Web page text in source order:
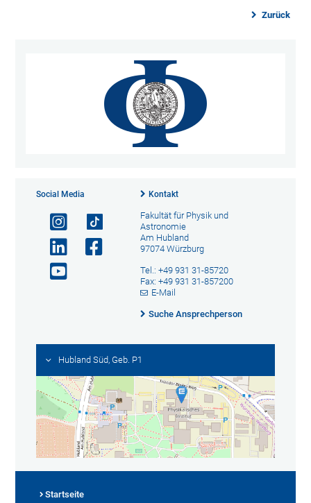
Zurück
Social Media Kontakt
Fakultät für Physik und
Astronomie
Am Hubland
97074 Würzburg
Tel.: +49 931 31-85720
Fax: +49 931 31-857200
E-Mail
Suche Ansprechperson
Hubland Süd, Geb. P1
Startseite